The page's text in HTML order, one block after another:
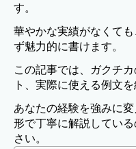
す。
華やかな実績がなくて
ず魅力的に書けます。
この記事では、ガクチ
ト、実際に使える例文を
あなたの経験を強みに
形で丁寧に解説してい
さい。